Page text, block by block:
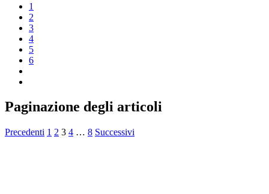
1
2
3
4
5
6
Paginazione degli articoli
Precedenti 1 2 3 4 … 8 Successivi